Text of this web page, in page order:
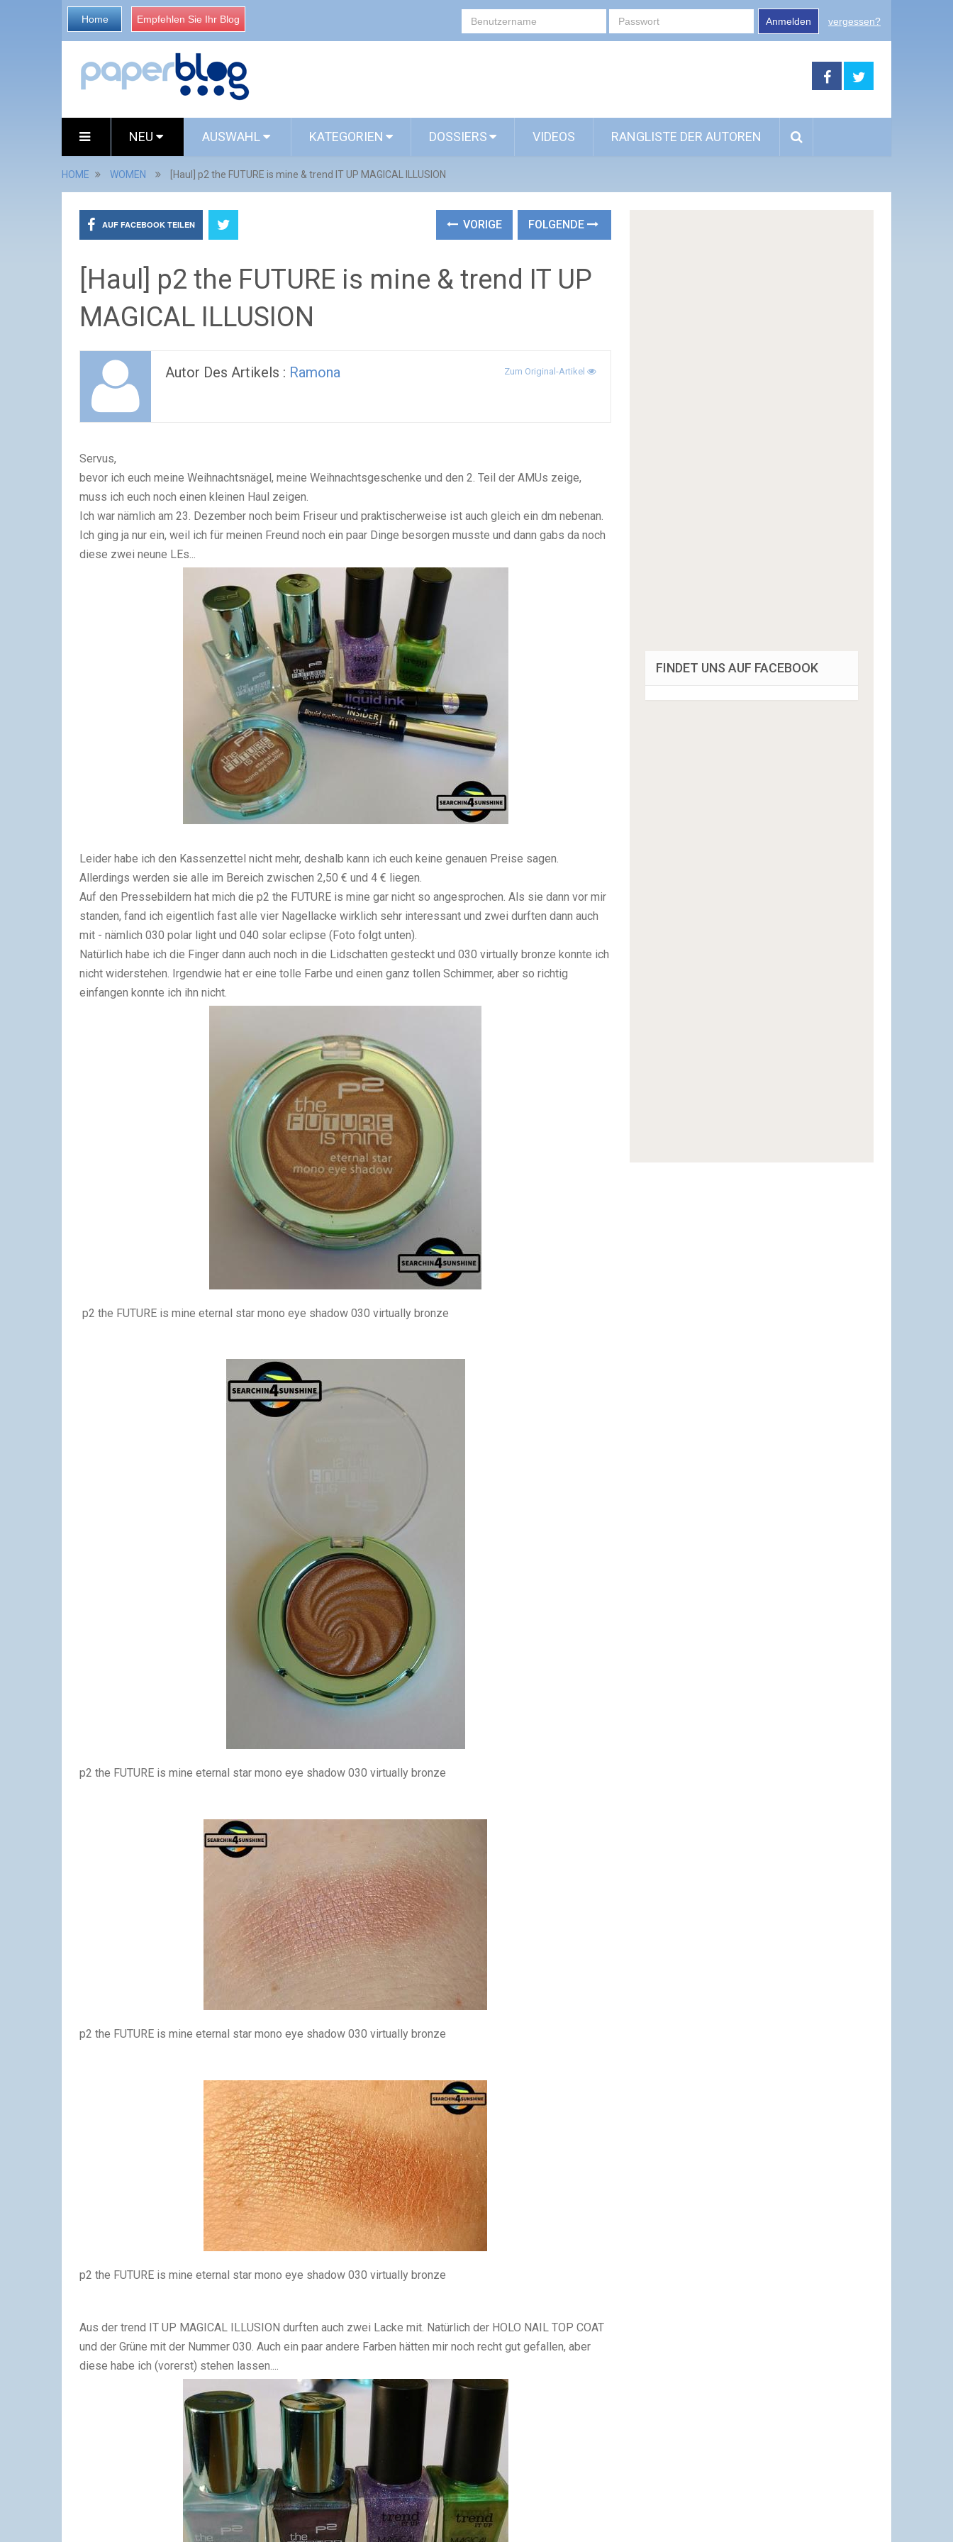
Home Empfehlen Sie Ihr Blog Anmelden vergessen?
NEU AUSWAHL KATEGORIEN DOSSIERS VIDEOS RANGLISTE DER AUTOREN
HOME WOMEN [Haul] p2 the FUTURE is mine & trend IT UP MAGICAL ILLUSION
AUF FACEBOOK TEILEN VORIGE FOLGENDE
[Haul] p2 the FUTURE is mine & trend IT UP
MAGICAL ILLUSION
Autor Des Artikels : Ramona Zum Original-Artikel
Servus,
bevor ich euch meine Weihnachtsnägel, meine Weihnachtsgeschenke und den 2. Teil der AMUs zeige,
muss ich euch noch einen kleinen Haul zeigen.
Ich war nämlich am 23. Dezember noch beim Friseur und praktischerweise ist auch gleich ein dm nebenan.
Ich ging ja nur ein, weil ich für meinen Freund noch ein paar Dinge besorgen musste und dann gabs da noch
diese zwei neune LEs...
Leider habe ich den Kassenzettel nicht mehr, deshalb kann ich euch keine genauen Preise sagen.
Allerdings werden sie alle im Bereich zwischen 2,50 € und 4 € liegen.
Auf den Pressebildern hat mich die p2 the FUTURE is mine gar nicht so angesprochen. Als sie dann vor mir
standen, fand ich eigentlich fast alle vier Nagellacke wirklich sehr interessant und zwei durften dann auch
mit - nämlich 030 polar light und 040 solar eclipse (Foto folgt unten).
Natürlich habe ich die Finger dann auch noch in die Lidschatten gesteckt und 030 virtually bronze konnte ich
nicht widerstehen. Irgendwie hat er eine tolle Farbe und einen ganz tollen Schimmer, aber so richtig
einfangen konnte ich ihn nicht.
p2 the FUTURE is mine eternal star mono eye shadow 030 virtually bronze
p2 the FUTURE is mine eternal star mono eye shadow 030 virtually bronze
p2 the FUTURE is mine eternal star mono eye shadow 030 virtually bronze
p2 the FUTURE is mine eternal star mono eye shadow 030 virtually bronze
Aus der trend IT UP MAGICAL ILLUSION durften auch zwei Lacke mit. Natürlich der HOLO NAIL TOP COAT
und der Grüne mit der Nummer 030. Auch ein paar andere Farben hätten mir noch recht gut gefallen, aber
diese habe ich (vorerst) stehen lassen....
FINDET UNS AUF FACEBOOK